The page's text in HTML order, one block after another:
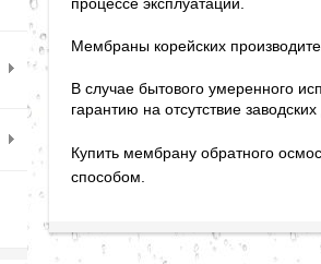
Мембраны корейских
В случае бытового умеренного
гарантию на отсутствие
Купить мембрану обратного
способом.